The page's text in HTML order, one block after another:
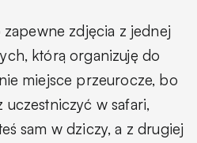
zapewne zdjęcia z jednej
którą organizuję do
miejsce przeurocze, bo
w safari,
sam w dziczy, a z drugiej